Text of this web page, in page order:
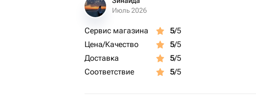
Июль 2026
Сервис магазина 5/5
Цена/Качество
5/5
Доставка
5/5
Соответствие
5/5